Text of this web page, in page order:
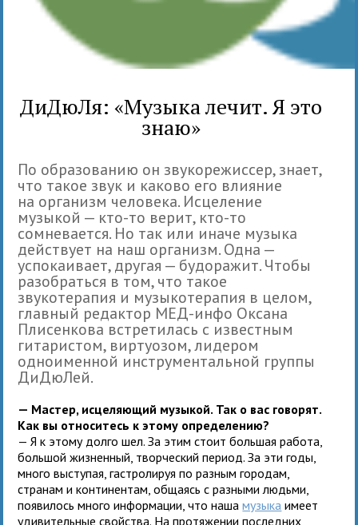
ДиДюЛя: «Музыка лечит. Я это
знаю»
По образованию он звукорежиссер, знает,
что такое звук и каково его влияние
на организм человека. Исцеление
музыкой — кто-то верит, кто-то
сомневается. Но так или иначе музыка
действует на наш организм. Одна —
успокаивает, другая — будоражит. Чтобы
разобраться в том, что такое
звукотерапия и музыкотерапия в целом,
главный редактор МЕД-инфо Оксана
Плисенкова встретилась с известным
гитаристом, виртуозом, лидером
одноименной инструментальной группы
ДиДюЛей.
— Мастер, исцеляющий музыкой. Так о вас говорят.
Как вы относитесь к этому определению?
— Я к этому долго шел. За этим стоит большая работа,
большой жизненный, творческий период. За эти годы,
много выступая, гастролируя по разным городам,
странам и континентам, общаясь с разными людьми,
появилось много информации, что нашамузыка имеет
удивительные свойства. На протяжении последних